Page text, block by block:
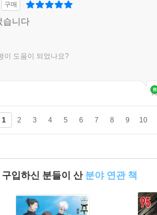
구매
습니다
이 도움이 되었나요?
1 2 3 4 5 6 7 8 9 10
구입하신 분들이 산 분야 연관 책